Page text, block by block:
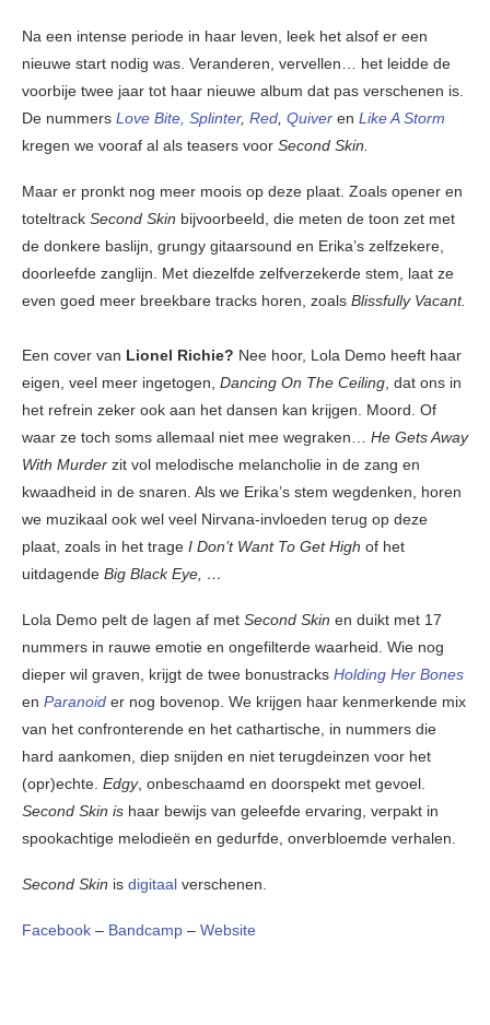
Na een intense periode in haar leven, leek het alsof er een
nieuwe start nodig was. Veranderen, vervellen… het leidde de
voorbije twee jaar tot haar nieuwe album dat pas verschenen is.
De nummers Love Bite, Splinter, Red, Quiver en Like A Storm
kregen we vooraf al als teasers voor Second Skin.
Maar er pronkt nog meer moois op deze plaat. Zoals opener en
toteltrack Second Skin bijvoorbeeld, die meten de toon zet met
de donkere baslijn, grungy gitaarsound en Erika’s zelfzekere,
doorleefde zanglijn. Met diezelfde zelfverzekerde stem, laat ze
even goed meer breekbare tracks horen, zoals Blissfully Vacant.
Een cover van Lionel Richie? Nee hoor, Lola Demo heeft haar
eigen, veel meer ingetogen, Dancing On The Ceiling, dat ons in
het refrein zeker ook aan het dansen kan krijgen. Moord. Of
waar ze toch soms allemaal niet mee wegraken… He Gets Away
With Murder zit vol melodische melancholie in de zang en
kwaadheid in de snaren. Als we Erika’s stem wegdenken, horen
we muzikaal ook wel veel Nirvana-invloeden terug op deze
plaat, zoals in het trage I Don’t Want To Get High of het
uitdagende Big Black Eye, …
Lola Demo pelt de lagen af ​​met Second Skin en duikt met 17
nummers in rauwe emotie en ongefilterde waarheid. Wie nog
dieper wil graven, krijgt de twee bonustracks Holding Her Bones
en Paranoid er nog bovenop. We krijgen haar kenmerkende mix
van het confronterende en het cathartische, in nummers die
hard aankomen, diep snijden en niet terugdeinzen voor het
(opr)echte. Edgy, onbeschaamd en doorspekt met gevoel.
Second Skin is haar bewijs van geleefde ervaring, verpakt in
spookachtige melodieën en gedurfde, onverbloemde verhalen.
Second Skin is digitaal verschenen.
Facebook – Bandcamp – Website